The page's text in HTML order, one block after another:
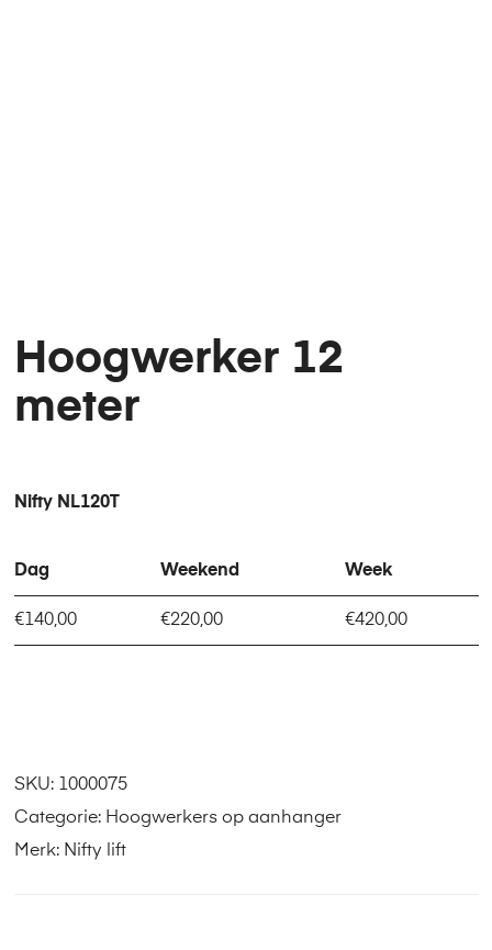
Hoogwerker 12
meter
Nifty NL120T
Dag Weekend Week
€140,00 €220,00 €420,00
SKU: 1000075
Categorie: Hoogwerkers op aanhanger
Merk: Nifty lift